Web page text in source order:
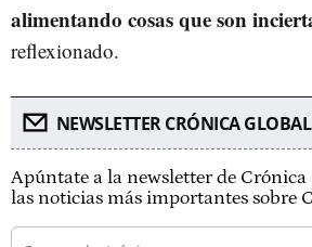
alimentando cosas que son
reflexionado.
NEWSLETTER CRÓNICA GLOBAL
Apúntate a la newsletter de
las noticias más importantes sobre